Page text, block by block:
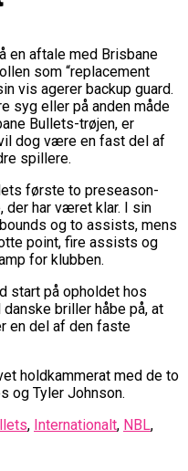
Smalt Nederlag
Skuffede Og
League-
Champions League
Jensen Fik
Testkamp Mod
Blazers
Jensen Skal Møde
Blazers I NBA-
Mod
OL 2024: Se
Og Sæt Krydser I Din
James Vil Stå I
USA Ved OL 2024
Basket Boomer:
12. År I Træk
en aftale med Brisbane
som “replacement
vis agerer backup guard.
syg eller på anden måde
Bullets-trøjen, er
dog være en fast del af
spillere.
første to preseason-
der har været klar. I sin
og to assists, mens
point, fire assists og
for klubben.
start på opholdet hos
briller håbe på, at
en del af den faste
holdkammerat med de to
og Tyler Johnson.
, Internationalt, NBL,